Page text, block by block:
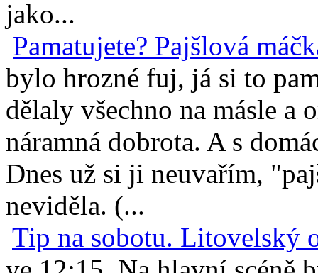
jako...
Pamatujete? Pajšlová
bylo hrozné fuj, já si to
dělaly všechno na másle a
náramná dobrota. A s
Dnes už si ji neuvařím,
neviděla. (...
Tip na sobotu. Litovelský